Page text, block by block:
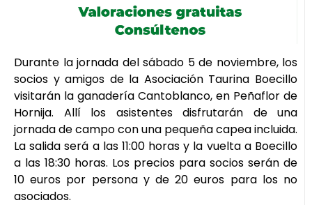
Durante la jornada del sábado 5 de noviembre, los
socios y amigos de la Asociación Taurina Boecillo
visitarán la ganadería Cantoblanco, en Peñaflor de
Hornija. Allí los asistentes disfrutarán de una
jornada de campo con una pequeña capea incluida.
La salida será a las 11:00 horas y la vuelta a Boecillo
a las 18:30 horas. Los precios para socios serán de
10 euros por persona y de 20 euros para los no
asociados.